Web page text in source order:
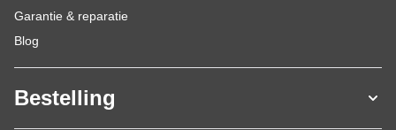
Garantie & reparatie
Blog
Bestelling